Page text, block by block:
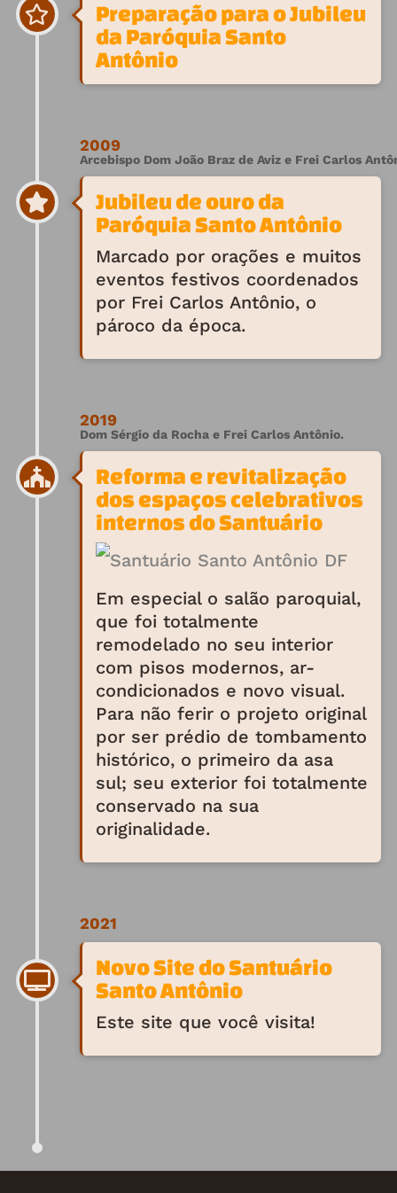
Preparação para o Jubileu
da Paróquia Santo
Antônio
2009
Arcebispo Dom João Braz de Aviz e Frei Carlos
Jubileu de ouro da
Paróquia Santo Antônio
Marcado por orações e muitos
eventos festivos coordenados
por Frei Carlos Antônio, o
pároco da época.
2019
Dom Sérgio da Rocha e Frei Carlos Antônio.
Reforma e revitalização
dos espaços celebrativos
internos do Santuário
Em especial o salão paroquial,
que foi totalmente
remodelado no seu interior
com pisos modernos, ar-
condicionados e novo visual.
Para não ferir o projeto original
por ser prédio de tombamento
histórico, o primeiro da asa
sul; seu exterior foi totalmente
conservado na sua
originalidade.
2021
Novo Site do Santuário
Santo Antônio
Este site que você visita!